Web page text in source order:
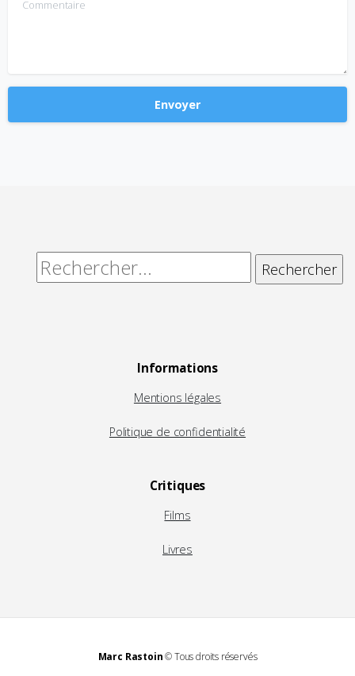
Rechercher :
Informations
Mentions légales
Politique de confidentialité
Critiques
Films
Livres
Marc Rastoin© Tous droits réservés